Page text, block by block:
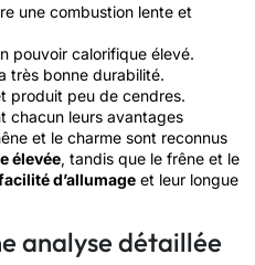
une combustion lente et
pouvoir calorifique élevé.
très bonne durabilité.
produit peu de cendres.
chacun leurs avantages
et le charme sont reconnus
élevée, tandis que le frêne et le
d’allumage et leur longue
analyse détaillée